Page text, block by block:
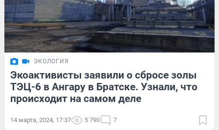
ЭКОЛОГИЯ
Экоактивисты заявили о сбросе золы
ТЭЦ-6 в Ангару в Братске. Узнали, что
происходит на самом деле
14 марта, 2024, 17:37 5 790 7